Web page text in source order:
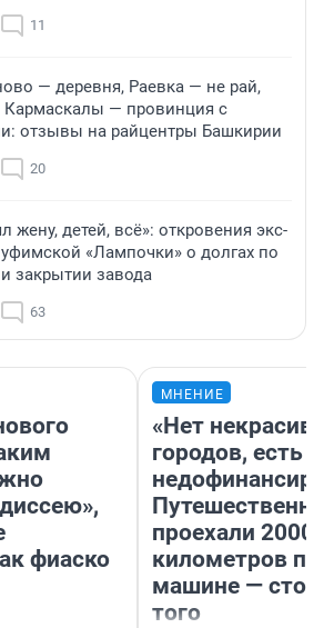
11
— деревня, Раевка — не рай,
— провинция с
отзывы на райцентры Башкирии
20
жену, детей, всё»: откровения экс-
уфимской «Лампочки» о долгах по
закрытии завода
63
фиаско
МНЕНИЕ
«Нет
городов, есть
проехали 2000
километров по
машине —
того